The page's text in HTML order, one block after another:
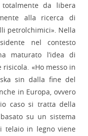
da libera
alla ricerca di
petrolchimici». Nella
nel contesto
maturato l’idea di
«Ho messo in
sin dalla fine del
in Europa, ovvero
caso si tratta della
su un sistema
telaio in legno viene